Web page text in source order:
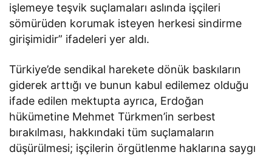
işlemeye teşvik suçlamaları aslında işçileri
sömürüden korumak isteyen herkesi sindirme
girişimidir” ifadeleri yer aldı.
Türkiye’de sendikal harekete dönük baskıların
giderek arttığı ve bunun kabul edilemez olduğu
ifade edilen mektupta ayrıca, Erdoğan
hükümetine Mehmet Türkmen’in serbest
bırakılması, hakkındaki tüm suçlamaların
düşürülmesi; işçilerin örgütlenme haklarına saygı